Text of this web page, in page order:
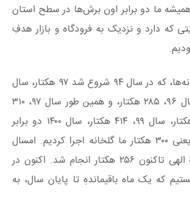
ما دو برابر اون برش‌ها در سطح استان
که دارد و نزدیک به فرودگاه و بازار هدفِ
در اجرای این گلخانه‌ها، که در سال ۹۴ شروع شد ۹۷ هکتار، سال
۹۵، ۲۰۵ هکتار، سال ۹۶، ۲۸۵ هکتار، و همین طور سال ۹۷، ۳۱۰
هکتار، ۹۸، ۳۲۴ هکتار، سال ۹۹، ۴۱۴ هکتار، سال ۱۴۰۰ دو برابر
تکلیف ابلاغی ما یعنی ۳۰۰ هکتار ما گلخانه اجرا کردیم. امسال
هم به حول و قوهِ الهی تاکنون ۲۵۶ هکتار انجام شد. اکنون در
که یک ماه باقیماندهِ تا پایان سال، به